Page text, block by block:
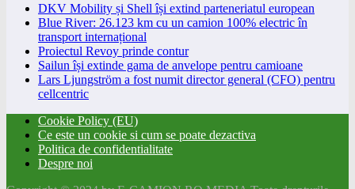
DKV Mobility și Shell își extind parteneriatul european
Blue River: 26.123 km cu un camion 100% electric în
transport internațional
Proiectul Revoy prinde contur
Sailun își extinde gama de anvelope pentru camioane
Lars Ljungström a fost numit director general (CFO) pentru
cellcentric
Cookie Policy (EU)
Ce este un cookie si cum se poate dezactiva
Politica de confidentialitate
Despre noi